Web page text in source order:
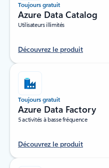
Toujours gratuit
Azure Data Catalog
Utilisateurs illimités
Découvrez le produit
Toujours gratuit
Azure Data Factory
5 activités à basse fréquence
Découvrez le produit